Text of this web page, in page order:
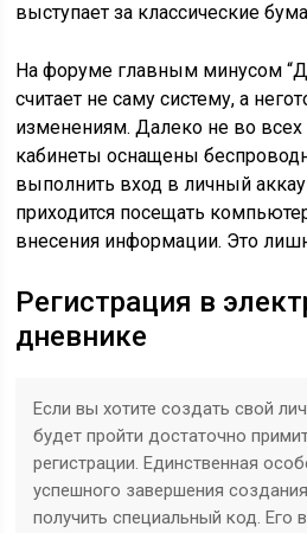
выступает за классические
На форуме главным минусом
считает не саму систему, а
изменениям. Далеко не во
кабинеты оснащены
выполнить вход в личный
приходится посещать
внесения информации. Это
Регистрация в
дневнике
Если вы хотите создать свой
будет пройти достаточно
регистрации. Единственная
успешного завершения
получить специальный код. Его